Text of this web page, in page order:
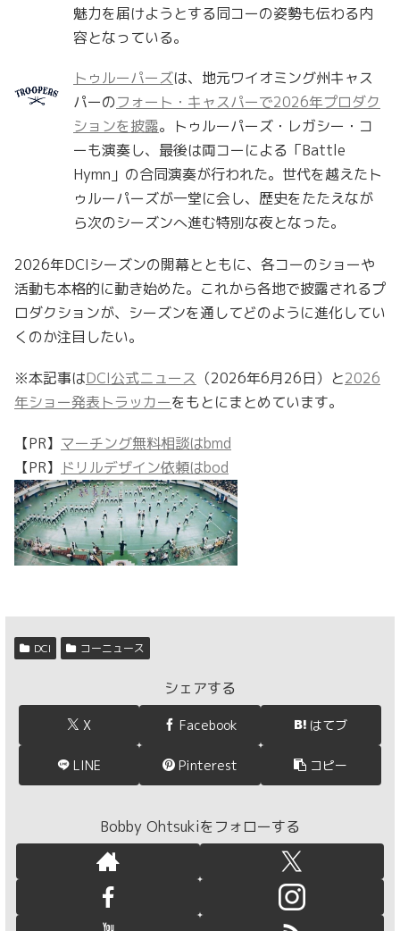
魅力を届けようとする同コーの姿勢も伝わる内
容となっている。
トゥルーパーズは、地元ワイオミング州キャス
パーのフォート・キャスパーで2026年プロダク
ションを披露。トゥルーパーズ・レガシー・コ
ーも演奏し、最後は両コーによる「Battle
Hymn」の合同演奏が行われた。世代を越えたト
ゥルーパーズが一堂に会し、歴史をたたえなが
ら次のシーズンへ進む特別な夜となった。
2026年DCIシーズンの開幕とともに、各コーのショーや
活動も本格的に動き始めた。これから各地で披露されるプ
ロダクションが、シーズンを通してどのように進化してい
くのか注目したい。
※本記事はDCI公式ニュース （2026年6月26日）と2026
年ショー発表トラッカーをもとにまとめています。
【PR】 マーチング無料相談はbmd
【PR】 ドリルデザイン依頼はbod
DCI コーニュース
シェアする
X Facebook はてブ
LINE Pinterest コピー
Bobby Ohtsukiをフォローする